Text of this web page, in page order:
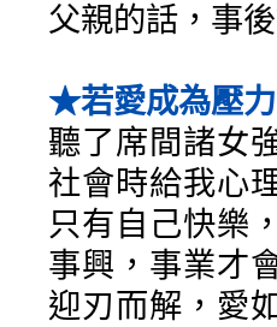
父親的話，事
★若愛成為壓
聽了席間諸女
社會時給我心
只有自己快樂
事興，事業才
迎刃而解，愛